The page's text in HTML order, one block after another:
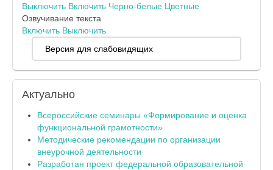
Выключить Включить Черно-белые Цветные
Озвучивание текста
Включить Выключить
Версия для слабовидящих
Актуально
Всероссийские семинары «Формирование и оценка
функциональной грамотности»
Методические рекомендации по организации
внеурочной деятельности
Разработан проект федеральной образовательной